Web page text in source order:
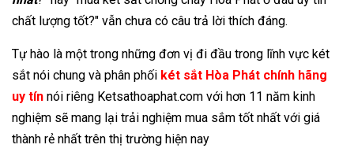
chất lượng tốt?" vẫn chưa có câu trả lời thích đáng.
Tự hào là một trong những đơn vị đi đầu trong lĩnh vực két
sắt nói chung và phân phối két sắt Hòa Phát chính hãng
uy tín nói riêng Ketsathoaphat.com với hơn 11 năm kinh
nghiệm sẽ mang lại trải nghiệm mua sắm tốt nhất với giá
thành rẻ nhất trên thị trường hiện nay